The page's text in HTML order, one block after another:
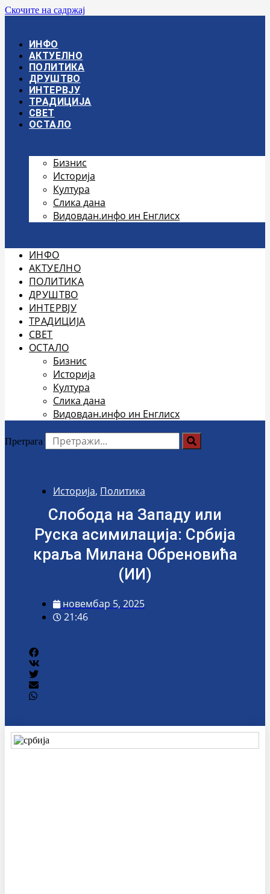
Скочите на садржај
ИНФО
АКТУЕЛНО
ПОЛИТИКА
ДРУШТВО
ИНТЕРВЈУ
ТРАДИЦИЈА
СВЕТ
ОСТАЛО
Бизнис
Историја
Култура
Слика дана
Видовдан.инфо ин Енглисх
ИНФО
АКТУЕЛНО
ПОЛИТИКА
ДРУШТВО
ИНТЕРВЈУ
ТРАДИЦИЈА
СВЕТ
ОСТАЛО
Бизнис
Историја
Култура
Слика дана
Видовдан.инфо ин Енглисх
Претрага
Историја, Политика
Слобода на Западу или
Руска асимилација: Србија
краља Милана Обреновића
(ИИ)
новембар 5, 2025
21:46